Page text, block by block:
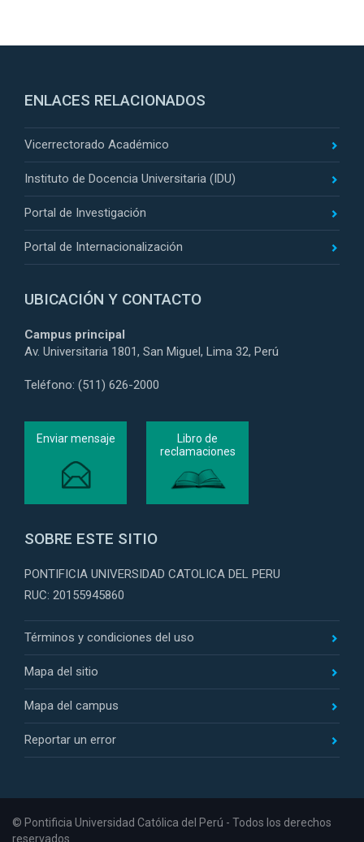
ENLACES RELACIONADOS
Vicerrectorado Académico
Instituto de Docencia Universitaria (IDU)
Portal de Investigación
Portal de Internacionalización
UBICACIÓN Y CONTACTO
Campus principal
Av. Universitaria 1801, San Miguel, Lima 32, Perú
Teléfono: (511) 626-2000
Enviar mensaje
Libro de
reclamaciones
SOBRE ESTE SITIO
PONTIFICIA UNIVERSIDAD CATOLICA DEL PERU
RUC: 20155945860
Términos y condiciones del uso
Mapa del sitio
Mapa del campus
Reportar un error
© Pontificia Universidad Católica del Perú - Todos los derechos
reservados